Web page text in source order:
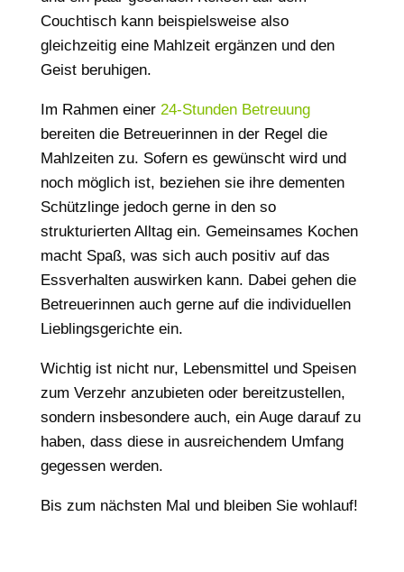
Couchtisch kann beispielsweise also
gleichzeitig eine Mahlzeit ergänzen und den
Geist beruhigen.
Im Rahmen einer 24-Stunden Betreuung
bereiten die Betreuerinnen in der Regel die
Mahlzeiten zu. Sofern es gewünscht wird und
noch möglich ist, beziehen sie ihre dementen
Schützlinge jedoch gerne in den so
strukturierten Alltag ein. Gemeinsames Kochen
macht Spaß, was sich auch positiv auf das
Essverhalten auswirken kann. Dabei gehen die
Betreuerinnen auch gerne auf die individuellen
Lieblingsgerichte ein.
Wichtig ist nicht nur, Lebensmittel und Speisen
zum Verzehr anzubieten oder bereitzustellen,
sondern insbesondere auch, ein Auge darauf zu
haben, dass diese in ausreichendem Umfang
gegessen werden.
Bis zum nächsten Mal und bleiben Sie wohlauf!